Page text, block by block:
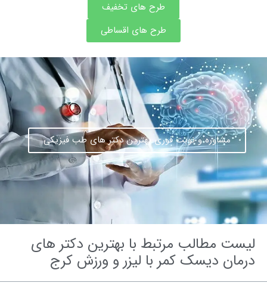
طرح های تخفیف
طرح های اقساطی
مشاوره و نوبت فوری بهترین دکتر های طب فیزیکی
مطالب مرتبط با بهترین دکتر های
دیسک کمر با لیزر و ورزش کرج